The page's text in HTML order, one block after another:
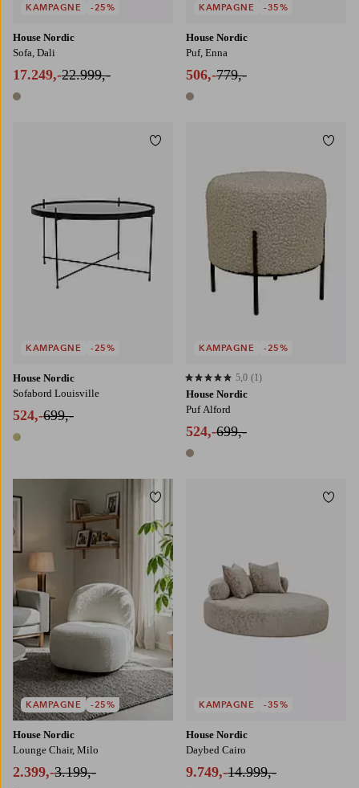
House Nordic
Sofa, Dali
17.249,-22.999,-
1 farve
KAMPAGNE -25%
House Nordic
Puf, Enna
506,-779,-
1 farve
KAMPAGNE -35%
House Nordic
Sofabord Louisville
524,-699,-
1 farve
KAMPAGNE -25%
Tilføj til favoritter
House Nordic
Puf Alford
524,-699,-
1 farve
5,0 baseret på 1 bedømmelser
5,0 (1)
KAMPAGNE -25%
House Nordic
Lounge Chair, Milo
2.399,-3.199,-
KAMPAGNE -25%
Tilføj til favoritter
House Nordic
Daybed Cairo
9.749,-14.999,-
KAMPAGNE -35%